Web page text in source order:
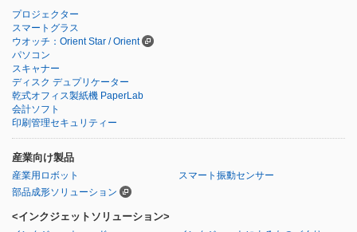
プロジェクター
スマートグラス
ウオッチ：Orient Star / Orient
パソコン
スキャナー
ディスク デュプリケーター
乾式オフィス製紙機 PaperLab
会計ソフト
印刷管理セキュリティー
産業向け製品
産業用ロボット
スマート振動センサー
部品成形ソリューション
<インクジェットソリューション>